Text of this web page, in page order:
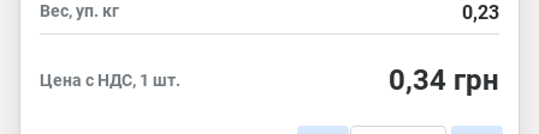
Вес, уп. кг 0,23
Цена с НДС, 1 шт. 0,34 грн